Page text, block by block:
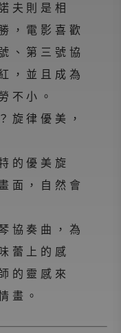
夫則是相
，電影喜歡
、第三號協
，並且成為
不小。
旋律優美，
的優美旋
面，自然會
協奏曲，為
蕾上的感
的靈感來
畫。